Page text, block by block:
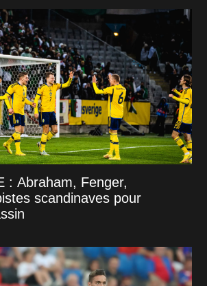
: Abraham, Fenger,
scandinaves pour